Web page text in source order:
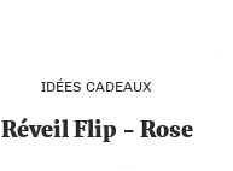
IDÉES CADEAUX
Réveil Flip - Rose